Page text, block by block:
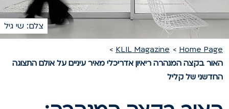
צלם: שי גיל
Home
KLIL Magazine
בקצה המנהרה ריאיון אדריכלי מאיר עיניים על אולם התצוגה
של קליל